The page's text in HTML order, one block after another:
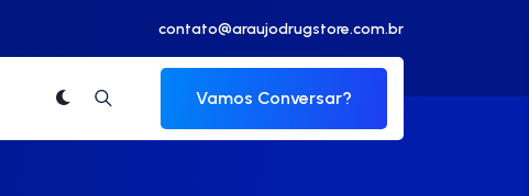
contato@araujodrugstore.com.br
Vamos Conversar?